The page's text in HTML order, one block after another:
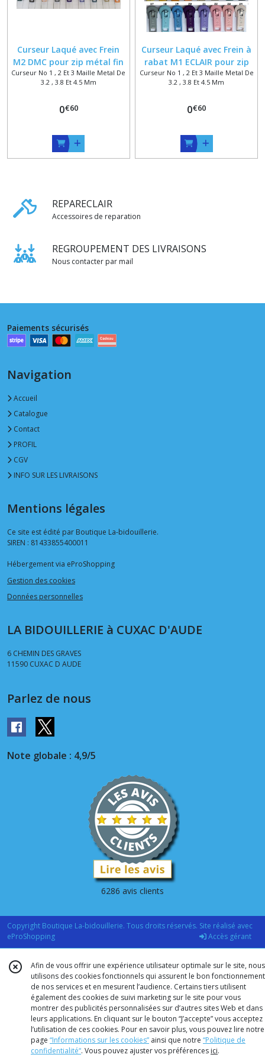
Curseur Laqué avec Frein
M2 DMC pour zip métal fin
Curseur No 1 , 2 Et 3 Maille Metal De
3.2 , 3.8 Et 4.5 Mm
0€60
Curseur Laqué avec Frein à
rabat M1 ECLAIR pour zip
métal fin
Curseur No 1 , 2 Et 3 Maille Metal De
3.2 , 3.8 Et 4.5 Mm
0€60
REPARECLAIR
Accessoires de reparation
REGROUPEMENT DES LIVRAISONS
Nous contacter par mail
Paiements sécurisés
Navigation
Accueil
Catalogue
Contact
PROFIL
CGV
INFO SUR LES LIVRAISONS
Mentions légales
Ce site est édité par Boutique La-bidouillerie.
SIREN : 81433855400011
Hébergement via eProShopping
Gestion des cookies
Données personnelles
LA BIDOUILLERIE à CUXAC D'AUDE
6 CHEMIN DES GRAVES
11590 CUXAC D AUDE
Parlez de nous
Note globale : 4,9/5
6286 avis clients
Copyright Boutique La-bidouillerie. Tous droits réservés. Site réalisé avec
eProShopping
Accès gérant
Afin de vous offrir une expérience utilisateur optimale sur le site, nous
utilisons des cookies fonctionnels qui assurent le bon fonctionnement
de nos services et en mesurent l’audience. Certains tiers utilisent
également des cookies de suivi marketing sur le site pour vous
montrer des publicités personnalisées sur d’autres sites Web et dans
leurs applications. En cliquant sur le bouton “J’accepte” vous acceptez
l’utilisation de ces cookies. Pour en savoir plus, vous pouvez lire notre
page “Informations sur les cookies” ainsi que notre “Politique de
confidentialité“. Vous pouvez ajuster vos préférences ici.